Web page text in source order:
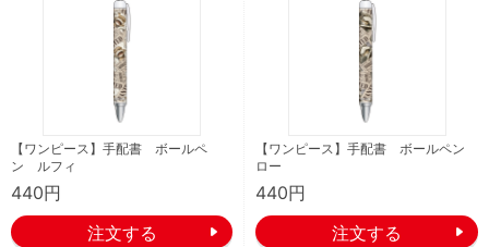
【ワンピース】手配書 ボールペ
ン ルフィ
440円
【ワンピース】手配書 ボールペン
ロー
440円